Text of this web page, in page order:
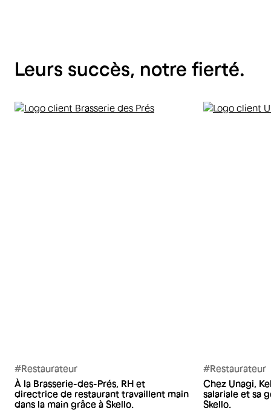
Leurs succès, notre fierté.
#Restaurateur
À la Brasserie-des-Prés, RH et
directrice de restaurant travaillent main
dans la main grâce à Skello.
#Restaurateur
Chez Unagi,
salariale et sa
Skello.